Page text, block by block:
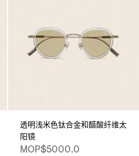
透明浅米色钛合金和醋酸纤维太
阳镜
MOP$5000.0